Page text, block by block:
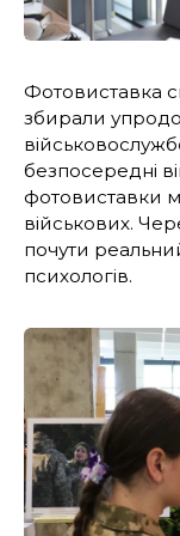
Фотовиставка
збирали
безпосередні
фотовиставки
військових.
почути
психологів.